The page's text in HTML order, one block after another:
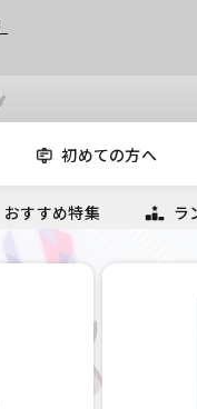
初めての方へ
おすすめ特集 ラ